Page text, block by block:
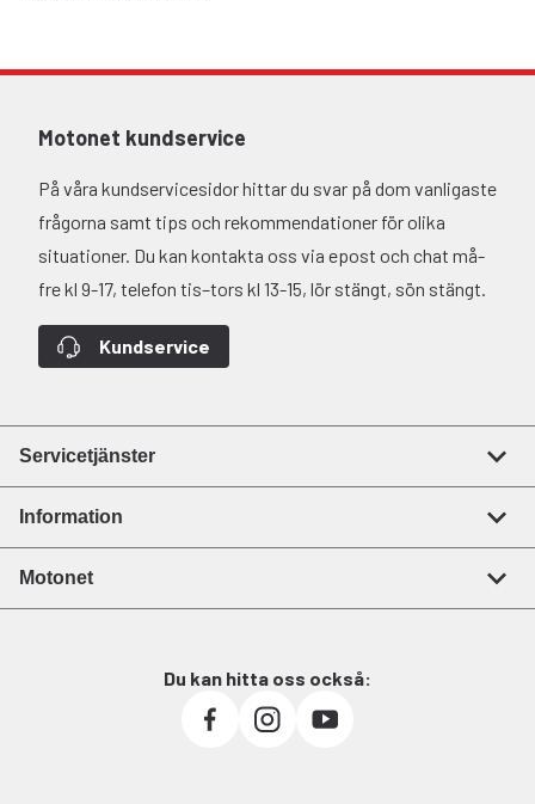
Motonet kundservice
På våra kundservicesidor hittar du svar på dom vanligaste
frågorna samt tips och rekommendationer för olika
situationer. Du kan kontakta oss via epost och chat må-
fre kl 9-17, telefon tis–tors kl 13-15, lör stängt, sön stängt.
Kundservice
Servicetjänster
Information
Motonet
Du kan hitta oss också: